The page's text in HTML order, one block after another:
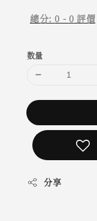
總分:0 - 0 評價
数量
分享